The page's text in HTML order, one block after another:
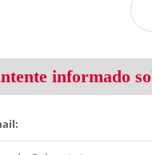
informado